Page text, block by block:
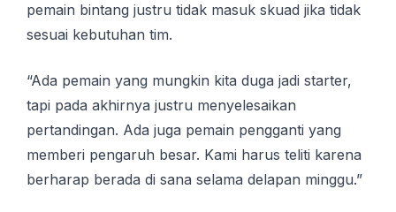
pemain bintang justru tidak masuk skuad jika tidak
sesuai kebutuhan tim.
“Ada pemain yang mungkin kita duga jadi starter,
tapi pada akhirnya justru menyelesaikan
pertandingan. Ada juga pemain pengganti yang
memberi pengaruh besar. Kami harus teliti karena
berharap berada di sana selama delapan minggu.”